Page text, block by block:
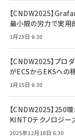
【CNDW2025】
最小限の労力で実用
1月23日 6:30
【CNDW2025】プロ
がECSからEKSへの
1月15日 6:30
【CNDW2025】250
KINTOテクノロジー
2025年12月18日 6:30